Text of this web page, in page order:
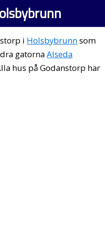
i Holsbybrunnsom
gatornaAlseda
hus på Godanstorp har